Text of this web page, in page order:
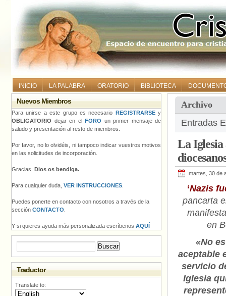
INICIO LA PALABRA ORATORIO BIBLIOTECA
Archivo
Entradas
La Iglesia
martes, 30 de
‘Nazis
pancarta
en
«No es
aceptable
servicio
Iglesia
Nuevos Miembros
Para unirse a este grupo es necesario REGISTRARSEy
OBLIGATORIO dejar en el FORO un primer mensaje de
saludo y presentación al resto de miembros.
Por favor, no lo olvidéis, ni tampoco indicar vuestros motivos
en las solicitudes de incorporación.
Gracias. Dios os bendiga.
Para cualquier duda, VER INSTRUCCIONES
Puedes ponerte en contacto con nosotros a través de la
sección CONTACTO
Y si quieres ayuda más personalizada escríbenos AQUÍ
Traductor
Translate to: